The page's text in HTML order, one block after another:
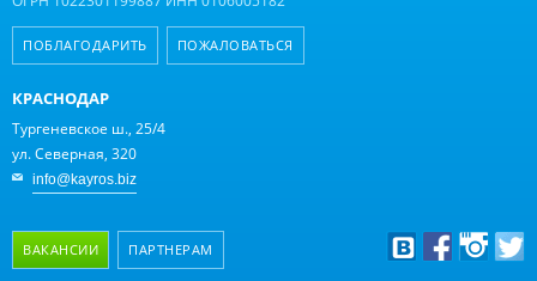
ПОБЛАГОДАРИТЬ ПОЖАЛОВАТЬСЯ
КРАСНОДАР
Тургеневское ш., 25/4
ул. Северная, 320
info@kayros.biz
ВАКАНСИИ ПАРТНЕРАМ